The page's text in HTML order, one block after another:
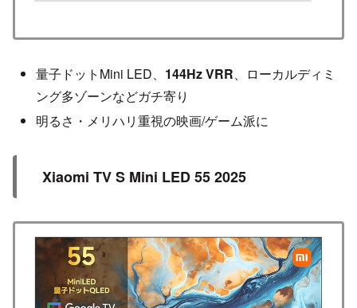
量子ドットMini LED、 144Hz VRR、ローカルディミ
ング多ゾーンなどガチ寄り
明るさ・メリハリ重視の映画/ゲーム派に
Xiaomi TV S Mini LED 55 2025